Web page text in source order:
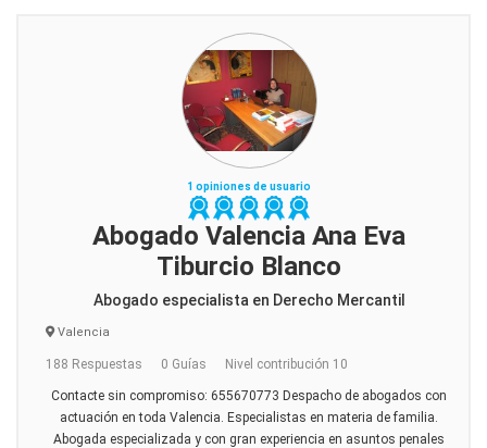
1 opiniones de usuario
Abogado Valencia Ana Eva
Tiburcio Blanco
Abogado especialista en Derecho Mercantil
Valencia
188 Respuestas 0 Guías Nivel contribución 10
Contacte sin compromiso: 655670773 Despacho de abogados con
actuación en toda Valencia. Especialistas en materia de familia.
Abogada especializada y con gran experiencia en asuntos penales